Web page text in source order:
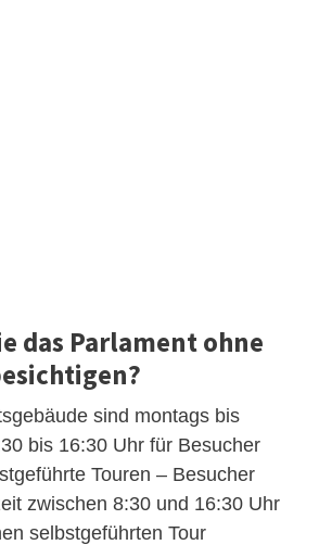
das Parlament ohne
sind montags bis
bis 16:30 Uhr für Besucher
Touren – Besucher
zwischen 8:30 und 16:30 Uhr
selbstgeführten Tour